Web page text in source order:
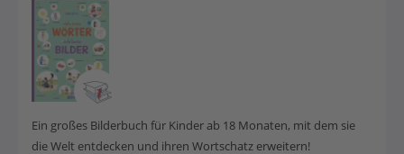
Ein großes Bilderbuch für Kinder ab 18 Monaten, mit dem sie
die Welt entdecken und ihren Wortschatz erweitern!